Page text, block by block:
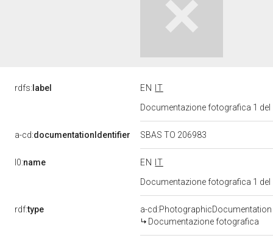
rdfs: label EN
IT
Documentazione fotografica 1
a-cd:documentationIdentifier SBAS TO 206983
l0:name EN
IT
Documentazione fotografica 1
rdf:type
a-cd:PhotographicDocumentation
Documentazione fotografica